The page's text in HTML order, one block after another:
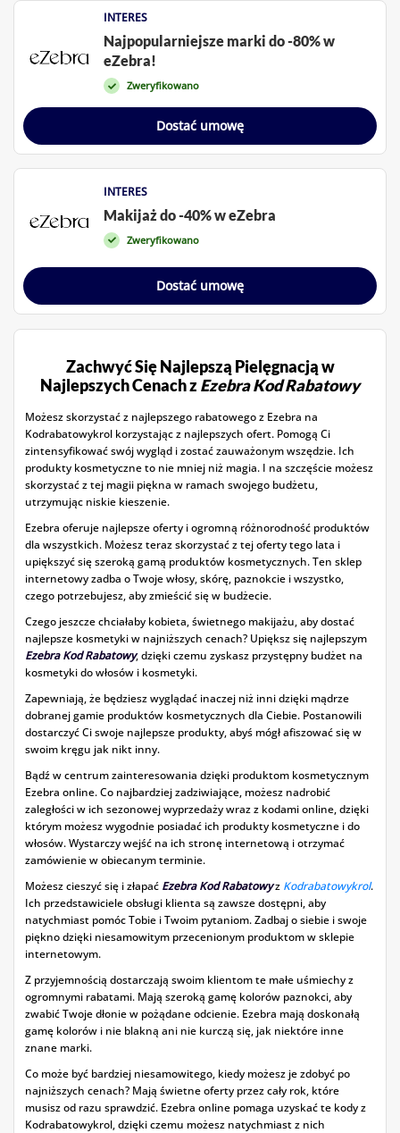
INTERES
Najpopularniejsze marki do -80% w
eZebra!
Zweryfikowano
Dostać umowę
INTERES
Makijaż do -40% w eZebra
Zweryfikowano
Dostać umowę
Zachwyć Się Najlepszą Pielęgnacją w
Najlepszych Cenach z Ezebra Kod Rabatowy
Możesz skorzystać z najlepszego rabatowego z Ezebra na
Kodrabatowykrol korzystając z najlepszych ofert. Pomogą Ci
zintensyfikować swój wygląd i zostać zauważonym wszędzie. Ich
produkty kosmetyczne to nie mniej niż magia. I na szczęście możesz
skorzystać z tej magii piękna w ramach swojego budżetu,
utrzymując niskie kieszenie.
Ezebra oferuje najlepsze oferty i ogromną różnorodność produktów
dla wszystkich. Możesz teraz skorzystać z tej oferty tego lata i
upiększyć się szeroką gamą produktów kosmetycznych. Ten sklep
internetowy zadba o Twoje włosy, skórę, paznokcie i wszystko,
czego potrzebujesz, aby zmieścić się w budżecie.
Czego jeszcze chciałaby kobieta, świetnego makijażu, aby dostać
najlepsze kosmetyki w najniższych cenach? Upiększ się najlepszym
Ezebra Kod Rabatowy, dzięki czemu zyskasz przystępny budżet na
kosmetyki do włosów i kosmetyki.
Zapewniają, że będziesz wyglądać inaczej niż inni dzięki mądrze
dobranej gamie produktów kosmetycznych dla Ciebie. Postanowili
dostarczyć Ci swoje najlepsze produkty, abyś mógł afiszować się w
swoim kręgu jak nikt inny.
Bądź w centrum zainteresowania dzięki produktom kosmetycznym
Ezebra online. Co najbardziej zadziwiające, możesz nadrobić
zaległości w ich sezonowej wyprzedaży wraz z kodami online, dzięki
którym możesz wygodnie posiadać ich produkty kosmetyczne i do
włosów. Wystarczy wejść na ich stronę internetową i otrzymać
zamówienie w obiecanym terminie.
Możesz cieszyć się i złapać Ezebra Kod Rabatowyz Kodrabatowykrol.
Ich przedstawiciele obsługi klienta są zawsze dostępni, aby
natychmiast pomóc Tobie i Twoim pytaniom. Zadbaj o siebie i swoje
piękno dzięki niesamowitym przecenionym produktom w sklepie
internetowym.
Z przyjemnością dostarczają swoim klientom te małe uśmiechy z
ogromnymi rabatami. Mają szeroką gamę kolorów paznokci, aby
zwabić Twoje dłonie w pożądane odcienie. Ezebra mają doskonałą
gamę kolorów i nie blakną ani nie kurczą się, jak niektóre inne
znane marki.
Co może być bardziej niesamowitego, kiedy możesz je zdobyć po
najniższych cenach? Mają świetne oferty przez cały rok, które
musisz od razu sprawdzić. Ezebra online pomaga uzyskać te kody z
Kodrabatowykrol, dzięki czemu możesz natychmiast z nich